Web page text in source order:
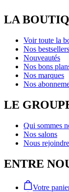
LA
Voir toute la
Nos bestsellers
Nouveautés
Nos bons
Nos marques
Nos
LE
Qui sommes
Nos salons
Nous rejoindre
ENTRE
Votre